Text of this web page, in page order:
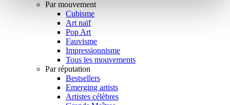
Par mouvement
Cubisme
Art naïf
Pop Art
Fauvisme
Impressionnisme
Tous les mouvements
Par réputation
Bestsellers
Emerging artists
Artistes célèbres